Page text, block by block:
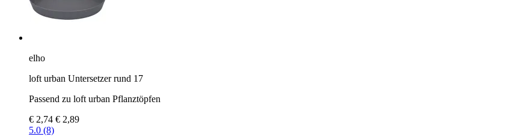
elho
loft urban Untersetzer rund 17
Passend zu loft urban Pflanztöpfen
€ 2,74 € 2,89
5.0 (8)